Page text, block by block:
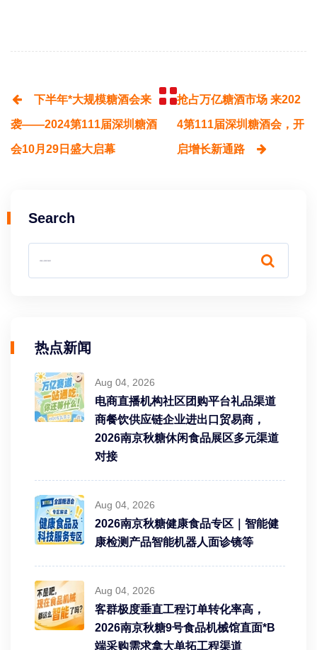
下半年*大规模糖酒会来
袭——2024第111届深圳糖酒
会10月29日盛大启幕
抢占万亿糖酒市场 来202
4第111届深圳糖酒会，开
启增长新通路
Search
热点新闻
Aug 04, 2026
电商直播机构社区团购平台礼品渠道
商餐饮供应链企业进出口贸易商，
2026南京秋糖休闲食品展区多元渠道
对接
Aug 04, 2026
2026南京秋糖健康食品专区｜智能健
康检测产品智能机器人面诊镜等
Aug 04, 2026
客群极度垂直工程订单转化率高，
2026南京秋糖9号食品机械馆直面*B
端采购需求拿大单拓工程渠道